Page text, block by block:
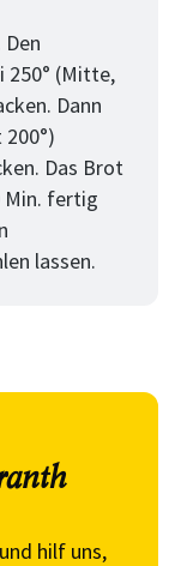
250° (Mitte,
Dann
Das Brot
Min. fertig
lassen.
hilf uns,